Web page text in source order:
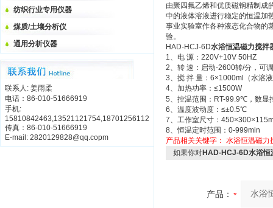
纺织行业专用仪器
煤质/土壤分析仪
通用分析仪器
联系人: 姜雨柔
电话：86-010-51666919
手机:
15810842463,13521121754,18701256112
传真：86-010-51666919
E-mail: 2820129828@qq.copm
由聚四氟乙烯和优质磁钢精制成
中的液体溶液进行稳定的恒温加
事业实验室作各种液态化合物的
验。
HAD-HCJ-6D水浴恒温磁力搅拌
1、电 源：220V+10V 50HZ
2、转 速：启动-2600转/分，可
3、搅 拌 量：6×1000ml（水溶
4、加热功率：≤1500W
5、控温范围：RT-99.9℃，数显
6、温度波动度：≤±0.5℃
7、工作室尺寸：
8、恒温定时范围：0-999min
产品相关关键字： 水浴恒温磁力
如果你对HAD-HCJ-6D水浴恒
产品：